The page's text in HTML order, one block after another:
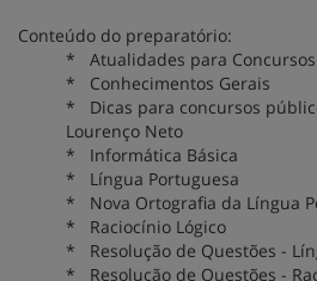
Conteúdo do preparatório:
* Atualidades para Concursos
* Conhecimentos Gerais
* Dicas para concursos
Lourenço Neto
* Informática Básica
* Língua Portuguesa
* Nova Ortografia da Língua
* Raciocínio Lógico
* Resolução de Questões -
* Resolução de Questões -